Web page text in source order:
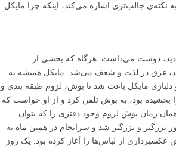
جالب‌تری اشاره می‌کند، اینکه چرا مایکل
دوست می‌داشت. هرگاه که بخشی از
غرق در لذت و شعف می‌شد. مایکل همیشه به
مایکل باعث شد تا بوش، لزوم طبقه بندی و
بخشیده بود، به بوش تلفن کرد و از او خواست که
زمان بوش لزوم وجود دفتری را که بتوان
بزرگتر و بزرگتر شد و سرانجام در همین ماه به
از لباس‌ها را آغاز کرده بود. یک روز